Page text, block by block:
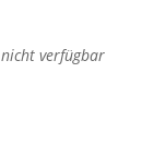
verfügbar